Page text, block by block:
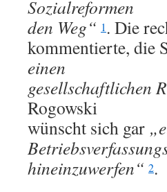
Sozialreformen
den Weg“ 1 . Die
kommentierte, die
einen
gesellschaftlichen
Rogowski
wünscht sich gar
hineinzuwerfen“ 2.